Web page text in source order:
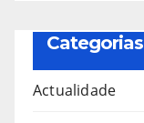
Categorias
Actualidade